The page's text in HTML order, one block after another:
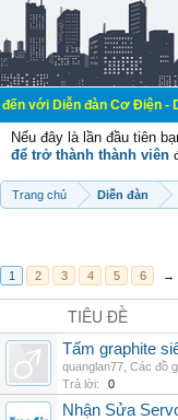
đàn Cơ Điện - Diễn đàn
Nếu đây là lần đầu tiên
để trở thành thành viên
Trang chủ Diễn đàn
1 2 3 4 5 6 →
TIÊU ĐỀ
Tấm graphite
quanglan77 Các đồ
Trả lời:
0
Nhận Sửa